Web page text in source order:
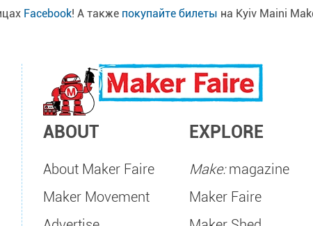
Facebook! А также покупайте билеты на Kyiv Maini
ABOUT
About Maker Faire
Maker Movement
EXPLORE
Make:magazine
Maker Faire